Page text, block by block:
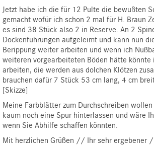
Jetzt habe ich die für 12 Pulte die bewußten
gemacht wofür ich schon 2 mal für H. Braun
es sind 38 Stück also 2 in Reserve. An 2
Dockenführungen aufgeleimt und kann nun
Berippung weiter arbeiten und wenn ich
weiteren vorgearbeiteten Böden hätte
arbeiten, die werden aus dolchen Klötzen
brauchen dafür 7 Stück 53 cm lang, 4 cm
[Skizze]
Meine Farbblätter zum Durchschreiben
kaum noch eine Spur hinterlassen und wäre
wenn Sie Abhilfe schaffen könnten.
Mit herzlichen Grüßen // Ihr sehr ergebener